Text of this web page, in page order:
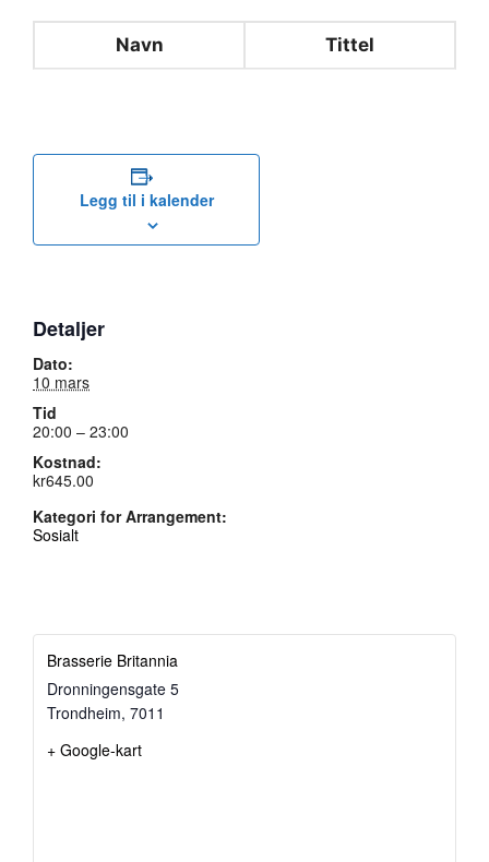
Navn Tittel
Legg til i kalender
Detaljer
Dato:
10 mars
Tid
20:00 – 23:00
Kostnad:
kr645.00
Kategori for Arrangement:
Sosialt
Brasserie Britannia
Dronningensgate 5
Trondheim, 7011
+ Google-kart